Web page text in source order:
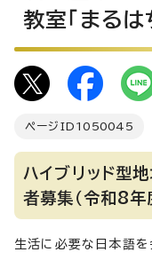
教室「まるは
ページID 1050045
ハイブリッド型
者募集（令和8年
生活に必要な日本語を